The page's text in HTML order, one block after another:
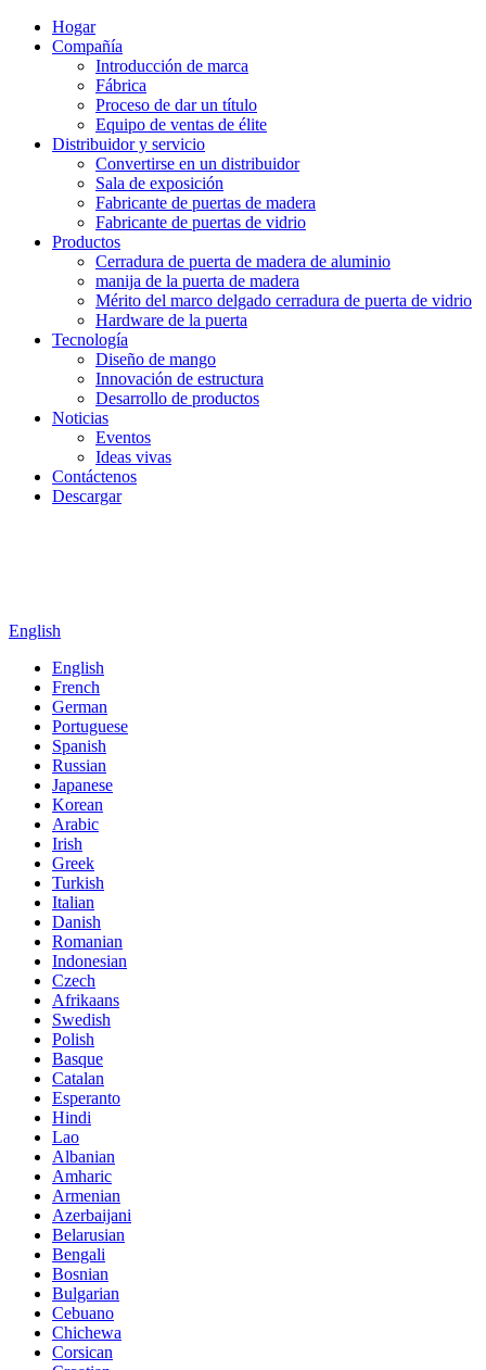
Hogar
Compañía
Introducción de marca
Fábrica
Proceso de dar un título
Equipo de ventas de élite
Distribuidor y servicio
Convertirse en un distribuidor
Sala de exposición
Fabricante de puertas de madera
Fabricante de puertas de vidrio
Productos
Cerradura de puerta de madera de aluminio
manija de la puerta de madera
Mérito del marco delgado cerradura de puerta de vidrio
Hardware de la puerta
Tecnología
Diseño de mango
Innovación de estructura
Desarrollo de productos
Noticias
Eventos
Ideas vivas
Contáctenos
Descargar
English
English
French
German
Portuguese
Spanish
Russian
Japanese
Korean
Arabic
Irish
Greek
Turkish
Italian
Danish
Romanian
Indonesian
Czech
Afrikaans
Swedish
Polish
Basque
Catalan
Esperanto
Hindi
Lao
Albanian
Amharic
Armenian
Azerbaijani
Belarusian
Bengali
Bosnian
Bulgarian
Cebuano
Chichewa
Corsican